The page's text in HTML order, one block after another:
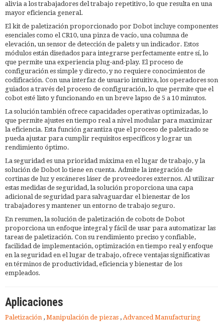
alivia a los trabajadores del trabajo repetitivo, lo que resulta en una
mayor eficiencia general.
El kit de paletización proporcionado por Dobot incluye componentes
esenciales como el CR10, una pinza de vacío, una columna de
elevación, un sensor de detección de palets y un indicador. Estos
módulos están diseñados para integrarse perfectamente entre sí, lo
que permite una experiencia plug-and-play. El proceso de
configuración es simple y directo, y no requiere conocimientos de
codificación. Con una interfaz de usuario intuitiva, los operadores son
guiados a través del proceso de configuración, lo que permite que el
cobot esté listo y funcionando en un breve lapso de 5 a 10 minutos.
La solución también ofrece capacidades operativas optimizadas, lo
que permite ajustes en tiempo real a nivel modular para maximizar
la eficiencia. Esta función garantiza que el proceso de paletizado se
pueda ajustar para cumplir requisitos específicos y lograr un
rendimiento óptimo.
La seguridad es una prioridad máxima en el lugar de trabajo, y la
solución de Dobot lo tiene en cuenta. Admite la integración de
cortinas de luz y escáneres láser de proveedores externos. Al utilizar
estas medidas de seguridad, la solución proporciona una capa
adicional de seguridad para salvaguardar el bienestar de los
trabajadores y mantener un entorno de trabajo seguro.
En resumen, la solución de paletización de cobots de Dobot
proporciona un enfoque integral y fácil de usar para automatizar las
tareas de paletización. Con su rendimiento preciso y confiable,
facilidad de implementación, optimización en tiempo real y enfoque
en la seguridad en el lugar de trabajo, ofrece ventajas significativas
en términos de productividad, eficiencia y bienestar de los
empleados.
Aplicaciones
Paletización , Manipulación de piezas , Advanced Manufacturing